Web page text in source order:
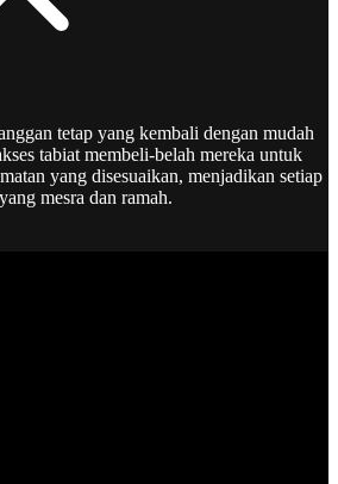
tetap yang kembali dengan mudah
tabiat membeli-belah mereka untuk
yang disesuaikan, menjadikan setiap
mesra dan ramah.